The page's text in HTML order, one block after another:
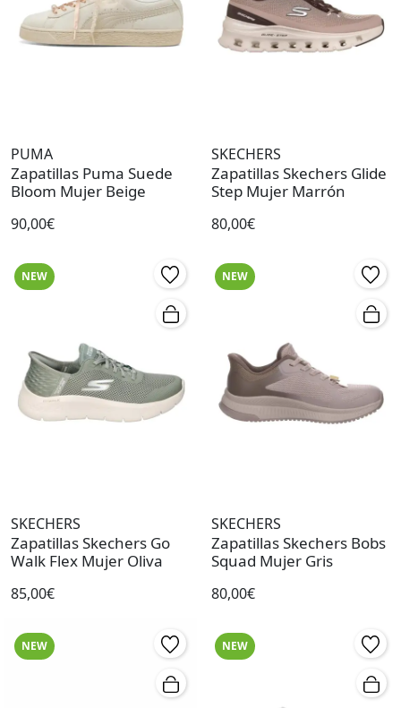
PUMA
Zapatillas Puma Suede
Bloom Mujer Beige
90,00€
SKECHERS
Zapatillas Skechers Glide
Step Mujer Marrón
80,00€
NEW
SKECHERS
Zapatillas Skechers Go
Walk Flex Mujer Oliva
85,00€
NEW
SKECHERS
Zapatillas Skechers Bobs
Squad Mujer Gris
80,00€
NEW NEW